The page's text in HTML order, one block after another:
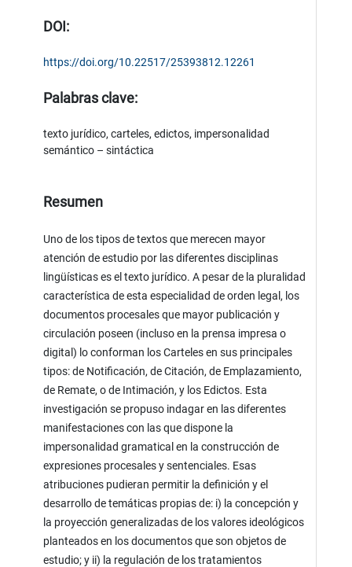
DOI:
https://doi.org/10.22517/25393812.12261
Palabras clave:
texto jurídico, carteles, edictos, impersonalidad
semántico – sintáctica
Resumen
Uno de los tipos de textos que merecen mayor
atención de estudio por las diferentes disciplinas
lingüísticas es el texto jurídico. A pesar de la pluralidad
característica de esta especialidad de orden legal, los
documentos procesales que mayor publicación y
circulación poseen (incluso en la prensa impresa o
digital) lo conforman los Carteles en sus principales
tipos: de Notificación, de Citación, de Emplazamiento,
de Remate, o de Intimación, y los Edictos. Esta
investigación se propuso indagar en las diferentes
manifestaciones con las que dispone la
impersonalidad gramatical en la construcción de
expresiones procesales y sentenciales. Esas
atribuciones pudieran permitir la definición y el
desarrollo de temáticas propias de: i) la concepción y
la proyección generalizadas de los valores ideológicos
planteados en los documentos que son objetos de
estudio; y ii) la regulación de los tratamientos